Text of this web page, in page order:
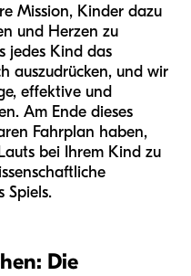
Mission, Kinder dazu
und Herzen zu
jedes Kind das
auszudrücken, und wir
effektive und
Am Ende dieses
Fahrplan haben,
bei Ihrem Kind zu
Spiels.
Die